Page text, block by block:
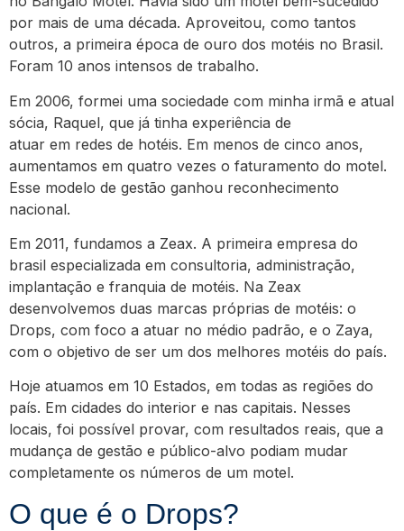
por mais de uma década. Aproveitou, como tantos
outros, a primeira época de ouro dos motéis no Brasil.
Foram 10 anos intensos de trabalho.
Em 2006, formei uma sociedade com minha irmã e atual
sócia, Raquel, que já tinha experiência de
atuar em redes de hotéis. Em menos de cinco anos,
aumentamos em quatro vezes o faturamento do motel.
Esse modelo de gestão ganhou reconhecimento
nacional.
Em 2011, fundamos a Zeax. A primeira empresa do
brasil especializada em consultoria, administração,
implantação e franquia de motéis. Na Zeax
desenvolvemos duas marcas próprias de motéis: o
Drops, com foco a atuar no médio padrão, e o Zaya,
com o objetivo de ser um dos melhores motéis do país.
Hoje atuamos em 10 Estados, em todas as regiões do
país. Em cidades do interior e nas capitais. Nesses
locais, foi possível provar, com resultados reais, que a
mudança de gestão e público-alvo podiam mudar
completamente os números de um motel.
O que é o Drops?